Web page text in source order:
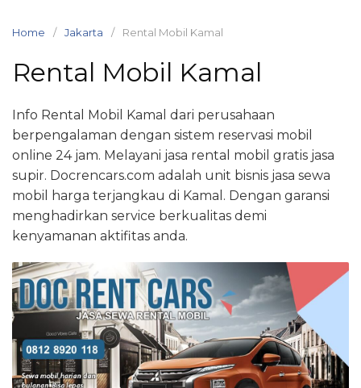
Home Jakarta Rental Mobil Kamal
Rental Mobil Kamal
Info Rental Mobil Kamal dari perusahaan
berpengalaman dengan sistem reservasi mobil
online 24 jam. Melayani jasa rental mobil gratis jasa
supir. Docrencars.com adalah unit bisnis jasa sewa
mobil harga terjangkau di Kamal. Dengan garansi
menghadirkan service berkualitas demi
kenyamanan aktifitas anda.